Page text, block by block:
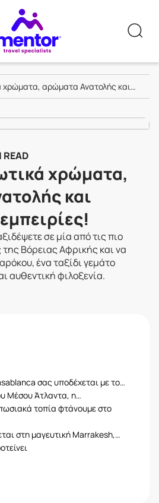
αρώματα Ανατολής και
χρώματα,
και
σε μία από τις πιο
Βόρειας Αφρικής και να
ένα ταξίδι γεμάτο
αυθεντική φιλοξενία.
σας υποδέχεται με το…
Μέσου Άτλαντα, η…
τοπία φτάνουμε στο
στη μαγευτική Marrakesh,…